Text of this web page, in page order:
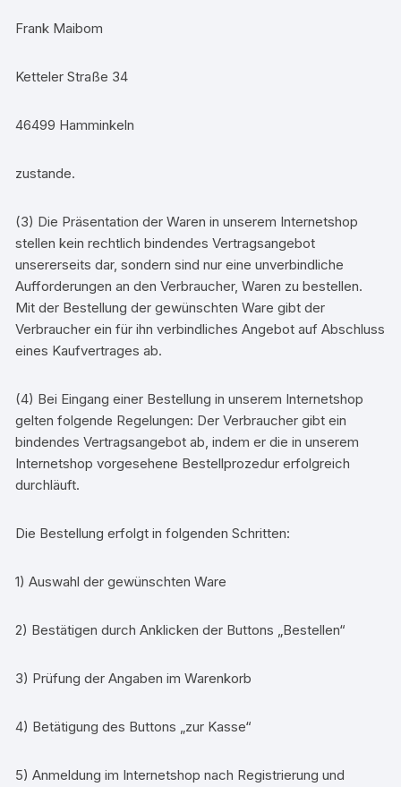
Frank Maibom
Ketteler Straße 34
46499 Hamminkeln
zustande.
(3) Die Präsentation der Waren in unserem Internetshop
stellen kein rechtlich bindendes Vertragsangebot
unsererseits dar, sondern sind nur eine unverbindliche
Aufforderungen an den Verbraucher, Waren zu bestellen.
Mit der Bestellung der gewünschten Ware gibt der
Verbraucher ein für ihn verbindliches Angebot auf Abschluss
eines Kaufvertrages ab.
(4) Bei Eingang einer Bestellung in unserem Internetshop
gelten folgende Regelungen: Der Verbraucher gibt ein
bindendes Vertragsangebot ab, indem er die in unserem
Internetshop vorgesehene Bestellprozedur erfolgreich
durchläuft.
Die Bestellung erfolgt in folgenden Schritten:
1) Auswahl der gewünschten Ware
2) Bestätigen durch Anklicken der Buttons „Bestellen“
3) Prüfung der Angaben im Warenkorb
4) Betätigung des Buttons „zur Kasse“
5) Anmeldung im Internetshop nach Registrierung und